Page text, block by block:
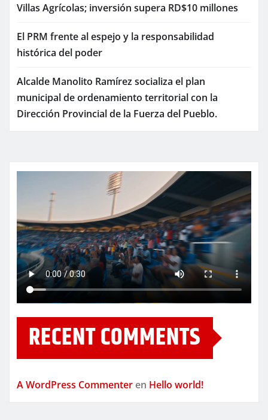
Villas Agrícolas; inversión supera RD$10 millones
El PRM frente al espejo y la responsabilidad
histórica del poder
Alcalde Manolito Ramírez socializa el plan
municipal de ordenamiento territorial con la
Dirección Provincial de la Fuerza del Pueblo.
RECENT COMMENTS
A WordPress Commenter en Hello world!